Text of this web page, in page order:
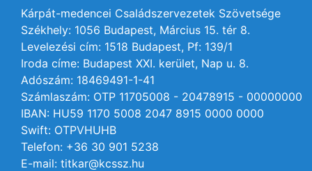
Kárpát-medencei Családszervezetek Szövetsége
Székhely: 1056 Budapest, Március 15. tér 8.
Levelezési cím: 1518 Budapest, Pf: 139/1
Iroda címe: Budapest XXI. kerület, Nap u. 8.
Adószám: 18469491-1-41
Számlaszám: OTP 11705008 - 20478915 - 00000000
IBAN: HU59 1170 5008 2047 8915 0000 0000
Swift: OTPVHUHB
Telefon: +36 30 901 5238
E-mail: titkar@kcssz.hu